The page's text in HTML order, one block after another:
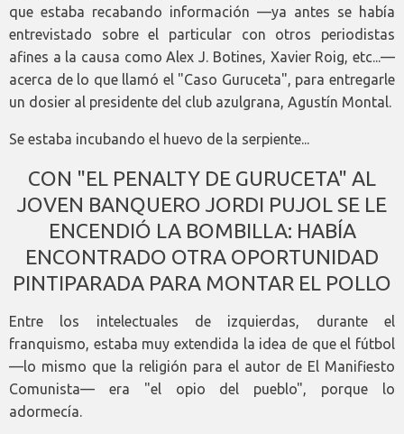
que estaba recabando información —ya antes se había
entrevistado sobre el particular con otros periodistas
afines a la causa como Alex J. Botines, Xavier Roig, etc...—
acerca de lo que llamó el "Caso Guruceta", para entregarle
un dosier al presidente del club azulgrana, Agustín Montal.
Se estaba incubando el huevo de la serpiente...
CON "EL PENALTY DE GURUCETA" AL
JOVEN BANQUERO JORDI PUJOL SE LE
ENCENDIÓ LA BOMBILLA: HABÍA
ENCONTRADO OTRA OPORTUNIDAD
PINTIPARADA PARA MONTAR EL POLLO
Entre los intelectuales de izquierdas, durante el
franquismo, estaba muy extendida la idea de que el fútbol
—lo mismo que la religión para el autor de El Manifiesto
Comunista— era "el opio del pueblo", porque lo
adormecía.